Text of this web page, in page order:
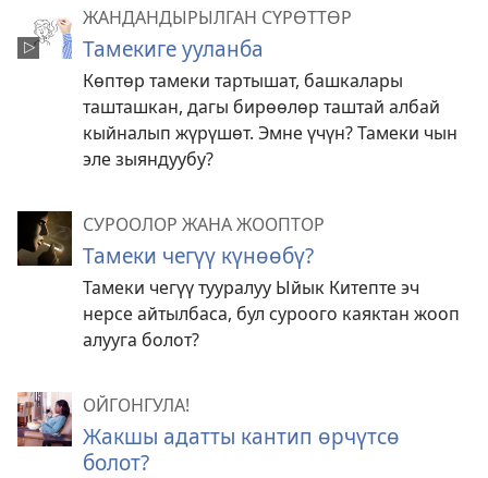
ЖАНДАНДЫРЫЛГАН СҮРӨТТӨР
Тамекиге ууланба
Көптөр тамеки тартышат, башкалары
ташташкан, дагы бирөөлөр таштай албай
кыйналып жүрүшөт. Эмне үчүн? Тамеки чын
эле зыяндуубу?
СУРООЛОР ЖАНА ЖООПТОР
Тамеки чегүү күнөөбү?
Тамеки чегүү тууралуу Ыйык Китепте эч
нерсе айтылбаса, бул суроого каяктан жооп
алууга болот?
ОЙГОНГУЛА!
Жакшы адатты кантип өрчүтсө
болот?